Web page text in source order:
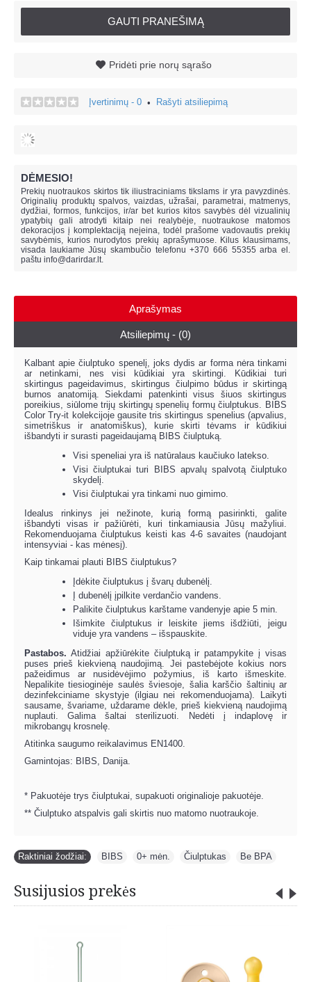
GAUTI PRANEŠIMĄ
Pridėti prie norų sąrašo
Įvertinimų - 0 • Rašyti atsiliepimą
DĖMESIO!
Prekių nuotraukos skirtos tik iliustraciniams tikslams ir yra pavyzdinės.
Originalių produktų spalvos, vaizdas, užrašai, parametrai, matmenys,
dydžiai, formos, funkcijos, ir/ar bet kurios kitos savybės dėl vizualinių
ypatybių gali atrodyti kitaip nei realybėje, nuotraukose matomos
dekoracijos į komplektaciją neįeina, todėl prašome vadovautis prekių
savybėmis, kurios nurodytos prekių aprašymuose. Kilus klausimams,
visada laukiame Jūsų skambučio telefonu +370 666 55355 arba el.
paštu info@darirdar.lt.
Aprašymas
Atsiliepimų - (0)
Kalbant apie čiulptuko spenelį, joks dydis ar forma nėra tinkami
ar netinkami, nes visi kūdikiai yra skirtingi. Kūdikiai turi
skirtingus pageidavimus, skirtingus čiulpimo būdus ir skirtingą
burnos anatomiją. Siekdami patenkinti visus šiuos skirtingus
poreikius, siūlome trijų skirtingų spenelių formų čiulptukus. BIBS
Color Try-it kolekcijoje gausite tris skirtingus spenelius (apvalius,
simetriškus ir anatomiškus), kurie skirti tėvams ir kūdikiui
išbandyti ir surasti pageidaujamą BIBS čiulptuką.
Visi speneliai yra iš natūralaus kaučiuko latekso.
Visi čiulptukai turi BIBS apvalų spalvotą čiulptuko
skydelį.
Visi čiulptukai yra tinkami nuo gimimo.
Idealus rinkinys jei nežinote, kurią formą pasirinkti, galite
išbandyti visas ir pažiūrėti, kuri tinkamiausia Jūsų mažyliui.
Rekomenduojama čiulptukus keisti kas 4-6 savaites (naudojant
intensyviai - kas mėnesį).
Kaip tinkamai plauti BIBS čiulptukus?
Įdėkite čiulptukus į švarų dubenėlį.
Į dubenėlį įpilkite verdančio vandens.
Palikite čiulptukus karštame vandenyje apie 5 min.
Išimkite čiulptukus ir leiskite jiems išdžiūti, jeigu
viduje yra vandens – išspauskite.
Pastabos. Atidžiai apžiūrėkite čiulptuką ir patampykite į visas
puses prieš kiekvieną naudojimą. Jei pastebėjote kokius nors
pažeidimus ar nusidėvėjimo požymius, iš karto išmeskite.
Nepalikite tiesioginėje saulės šviesoje, šalia karščio šaltinių ar
dezinfekciniame skystyje (ilgiau nei rekomenduojama). Laikyti
sausame, švariame, uždarame dėkle, prieš kiekvieną naudojimą
nuplauti. Galima šaltai sterilizuoti. Nedėti į indaplovę ir
mikrobangų krosnelę.
Atitinka saugumo reikalavimus EN1400.
Gamintojas: BIBS, Danija.
* Pakuotėje trys čiulptukai, supakuoti originalioje pakuotėje.
** Čiulptuko atspalvis gali skirtis nuo matomo nuotraukoje.
Raktiniai žodžiai: BIBS 0+ mėn. Čiulptukas Be BPA
Susijusios prekės